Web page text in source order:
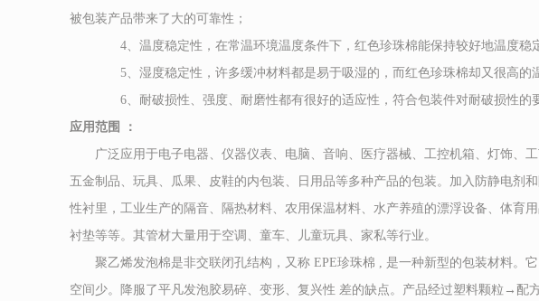
被包装产品带来了大的可靠性；
4、温度稳定性，在常温环境温度条件下，红色珍珠棉能保持较好地温度稳定
5、湿度稳定性，许多缓冲材料都是易于吸湿的，而红色珍珠棉却又很高的温
6、耐破损性、强度、耐磨性都有很好的适应性，符合包装件对耐破损性的
应用范围 ：
广泛应用于电子电器、仪器仪表、电脑、音响、医疗器械、工控机箱、灯饰、工
五金制品、玩具、瓜果、皮鞋的内包装、日用品等多种产品的包装。加入防静电剂
性衬里，工业生产的隔音、隔热材料、农用保温材料、水产养殖的漂浮设备、体育
衬垫等等。其管材大量用于空调、童车、儿童玩具、家私等行业。
聚乙烯发泡棉是非交联闭孔结构，又称 EPE珍珠棉 , 是一种新型的包装材料。
空间少。降服了平凡发泡胶易碎、变形、复兴性 差的缺点。产品经过塑料颗粒